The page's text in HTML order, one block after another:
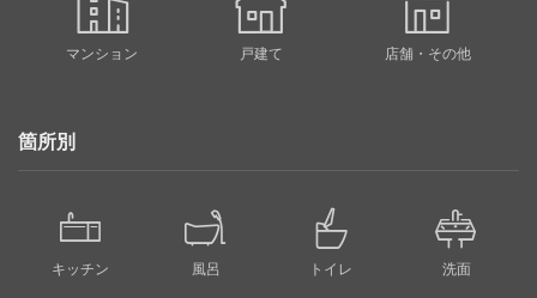
マンション 戸建て 店舗・その他
箇所別
キッチン 風呂 トイレ 洗面